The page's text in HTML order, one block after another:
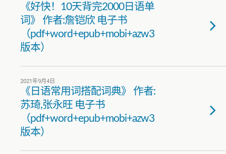
《好快！10天背完2000日语单
词》 作者:詹铠欣 电子书
（pdf+word+epub+mobi+azw3
版本）
2021年9月4日
《日语常用词搭配词典》 作者:
苏琦,张永旺 电子书
（pdf+word+epub+mobi+azw3
版本）